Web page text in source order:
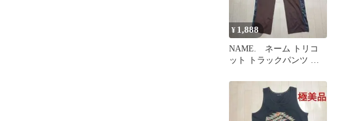
¥ 1,888
NAME. ネーム トリコ
ット トラックパンツ ジ